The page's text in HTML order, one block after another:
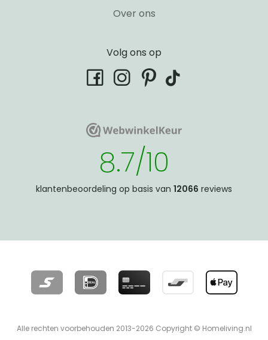
Over ons
Volg ons op
facebookinstagram
pinterest
tiktok
WebwinkelKeurWebwinkelKeur
8.7/10
klantenbeoordeling op basis van 12066 reviews
Alle rechten voorbehouden 2013-2026 Copyright © Homeliving.nl